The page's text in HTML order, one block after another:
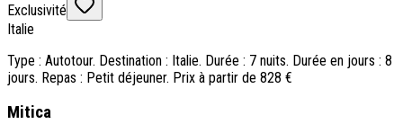
Exclusivité
Italie
Type : Autotour. Destination : Italie. Durée : 7 nuits. Durée en jours : 8
jours. Repas : Petit déjeuner. Prix à partir de 828 €
Mitica